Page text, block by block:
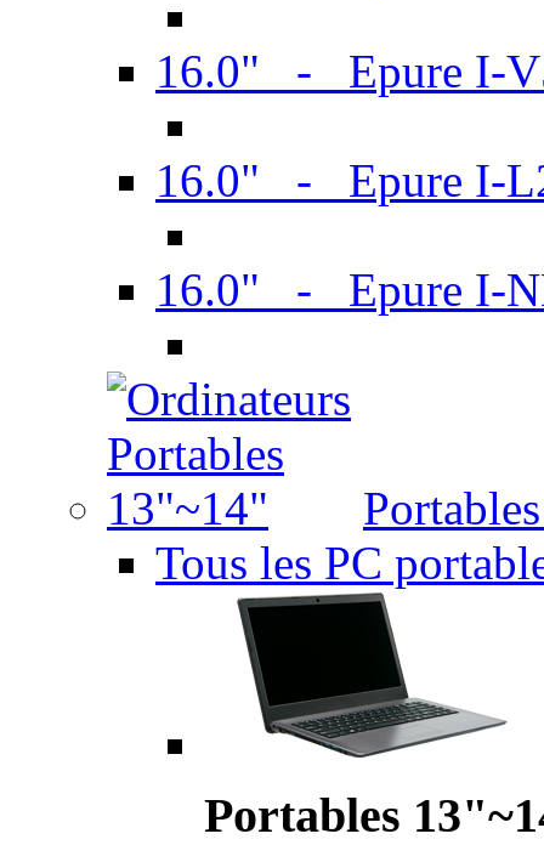
16.0" - Epure I-
16.0" - Epure I-
16.0" - Epure I-
Tous les PC
Portables